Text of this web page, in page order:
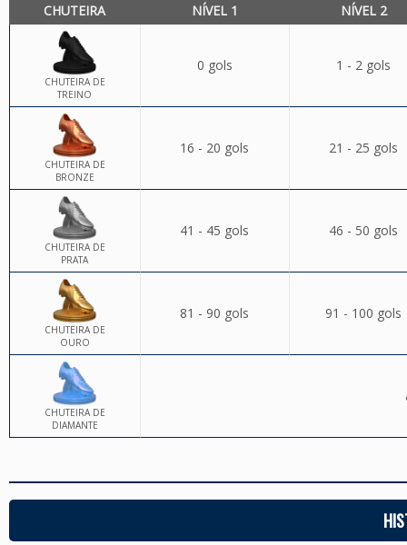
CHUTEIRA NÍVEL 1 NÍVEL 2
CHUTEIRA DE
TREINO
0 gols 1 - 2 gols
CHUTEIRA DE
BRONZE
16 - 20 gols 21 - 25 gols
CHUTEIRA DE
PRATA
41 - 45 gols 46 - 50 gols
CHUTEIRA DE
OURO
81 - 90 gols 91 - 100 gols
CHUTEIRA DE
DIAMANTE